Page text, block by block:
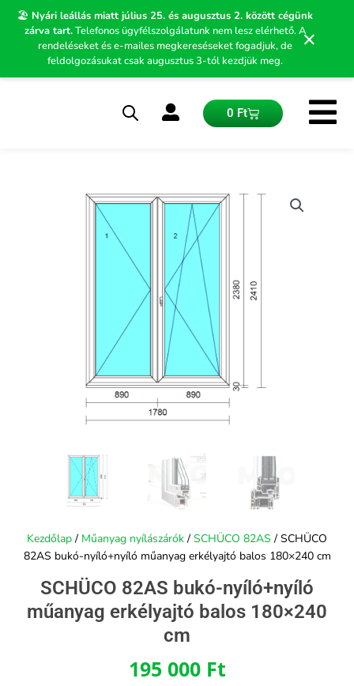
🏖️ Nyári leállás miatt július 25. és augusztus 2. között cégünk
zárva tart.Telefonos ügyfélszolgálatunk nem lesz elérhető. A
rendeléseket és e-mailes megkereséseket fogadjuk, de
feldolgozásukat csak augusztus 3-tól kezdjük meg.
×
Skip
0 FtKosár
Kezdőlap / Műanyag nyílászárók / SCHÜCO 82AS / SCHÜCO
82AS bukó-nyíló+nyíló műanyag erkélyajtó balos 180×240 cm
SCHÜCO 82AS bukó-nyíló+nyíló
műanyag erkélyajtó balos 180×240
cm
195 000 Ft